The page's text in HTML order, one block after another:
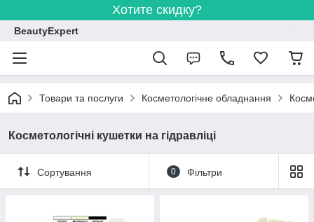
Хотите скидку?
BeautyExpert
Товари та послуги Косметологічне обладнання
Косметологічні кушетки на гідравліці
Сортування 0 Фільтри